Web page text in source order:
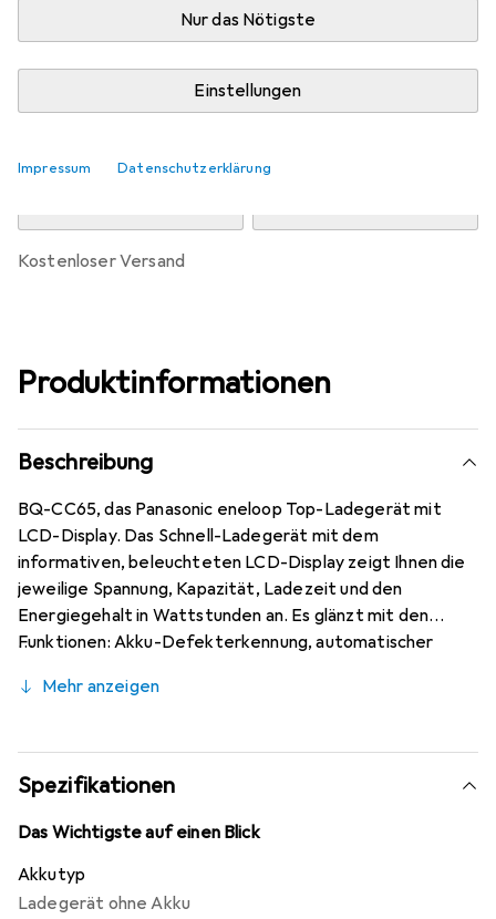
Nur das Nötigste
Einstellungen
Impressum Datenschutzerklärung
Lieferort angeben für genaue Lieferzeit
kostenloser Versand
Produktinformationen
Beschreibung
BQ-CC65, das Panasonic eneloop Top-Ladegerät mit
LCD-Display. Das Schnell-Ladegerät mit dem
informativen, beleuchteten LCD-Display zeigt Ihnen die
jeweilige Spannung, Kapazität, Ladezeit und den
Energiegehalt in Wattstunden an. Es glänzt mit den
Funktionen: Akku-Defekterkennung, automatischer
Kapazitäts-Schnelltest, LED-Ladekontrolle,
ein Tischladegerät mit einem Netzkabel, das weltweit
mit 100 Volt bis 240 Volt betrieben werden kann.
Mehr anzeigen
Spezifikationen
Das Wichtigste auf einen Blick
Akkutyp
Ladegerät ohne Akku